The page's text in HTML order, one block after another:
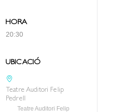
HORA
20:30
UBICACIÓ
Teatre Auditori Felip
Pedrell
Teatre Auditori Felip